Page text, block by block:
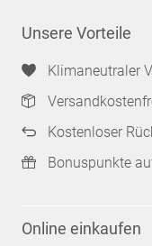
Unsere Vorteile
Klimaneutraler
Kostenloser
Bonuspunkte
Online einkaufen